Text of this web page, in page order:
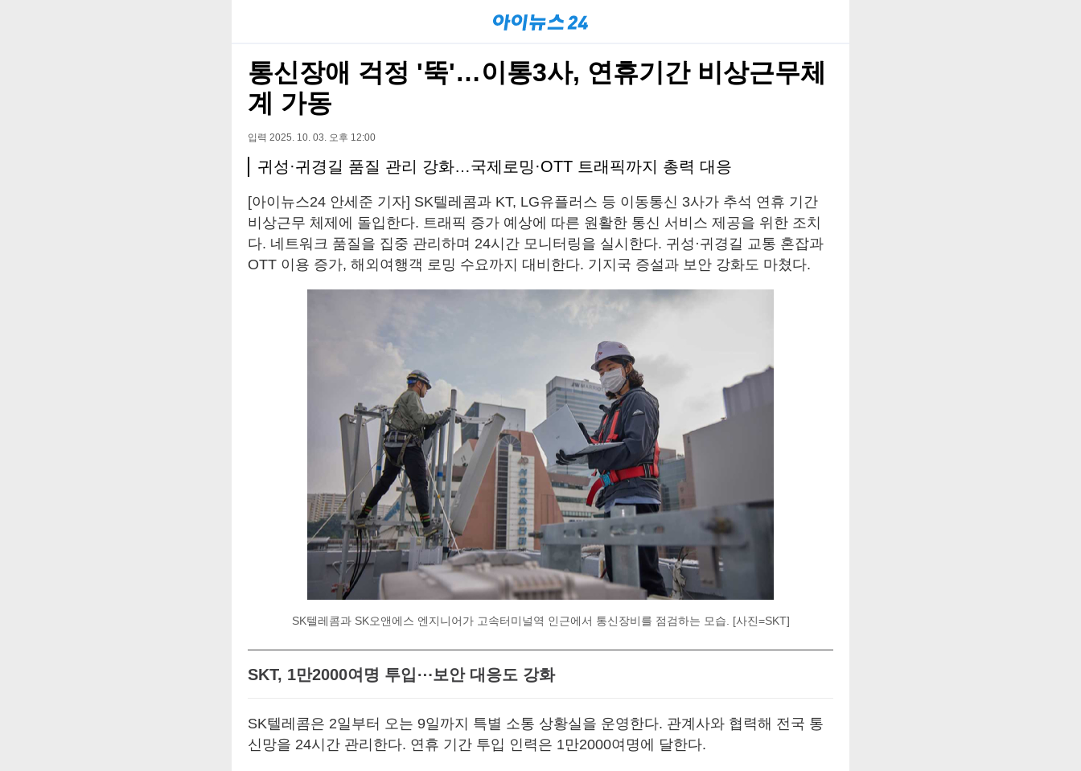
통신장애 걱정 '뚝'…이통3사, 연휴기간 비상근무체
계 가동
입력 2025. 10. 03. 오후 12:00
귀성·귀경길 품질 관리 강화…국제로밍·OTT 트래픽까지 총력 대응
[아이뉴스24 안세준 기자] SK텔레콤과 KT, LG유플러스 등 이동통신 3사가 추석 연휴 기간
비상근무 체제에 돌입한다. 트래픽 증가 예상에 따른 원활한 통신 서비스 제공을 위한 조치
다. 네트워크 품질을 집중 관리하며 24시간 모니터링을 실시한다. 귀성·귀경길 교통 혼잡과
OTT 이용 증가, 해외여행객 로밍 수요까지 대비한다. 기지국 증설과 보안 강화도 마쳤다.
SK텔레콤과 SK오앤에스 엔지니어가 고속터미널역 인근에서 통신장비를 점검하는 모습. [사진=SKT]
SKT, 1만2000여명 투입⋯보안 대응도 강화
SK텔레콤은 2일부터 오는 9일까지 특별 소통 상황실을 운영한다. 관계사와 협력해 전국 통
신망을 24시간 관리한다. 연휴 기간 투입 인력은 1만2000여명에 달한다.